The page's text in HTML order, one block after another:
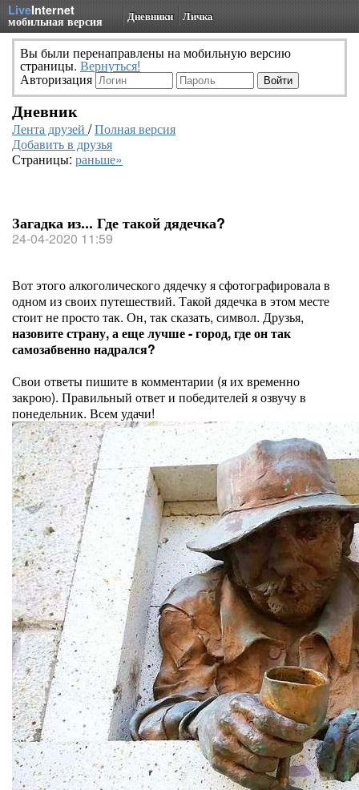
LiveInternet
мобильная версия Дневники Личка
Вы были перенаправлены на мобильную версию
страницы. Вернуться!
Авторизация
Дневник
Лента друзей /Полная версия
Добавить в друзья
Страницы: раньше»
Загадка из... Где такой дядечка?
24-04-2020 11:59
Вот этого алкоголического дядечку я сфотографировала в
одном из своих путешествий. Такой дядечка в этом месте
стоит не просто так. Он, так сказать, символ. Друзья,
назовите страну, а еще лучше - город, где он так
самозабвенно надрался?
Свои ответы пишите в комментарии (я их временно
закрою). Правильный ответ и победителей я озвучу в
понедельник. Всем удачи!